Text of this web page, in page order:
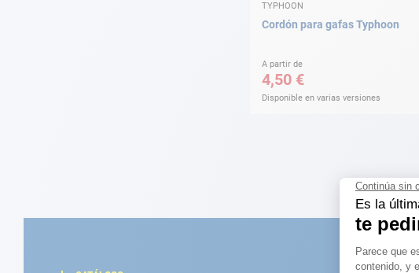
TYPHOON
Cordón para gafas Typhoon
A partir de
4,50 €
Disponible en varias versiones